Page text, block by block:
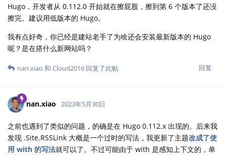
Hugo，开发者从 0.112.0 开始就在擦屁股，擦到第 6 个版本了还没
擦完。建议用低版本的 Hugo。
我有点好奇，你已经是建站老手了为啥还会安装最新版本的 Hugo
呢？是在搭什么新网站吗？
回复
nan.xiao 和 Cloud2016 回复了此帖
nan.xiao 2023年5月30日
之前也遇到了类似的问题，的确是在 Hugo 0.112.x 出现的。后来我
发现 .Site.RSSLink 大概是一个过时的写法，我更新了主题改成了使
用 with 的写法就可以了。不过可能由于 with 是感知上下文的，单